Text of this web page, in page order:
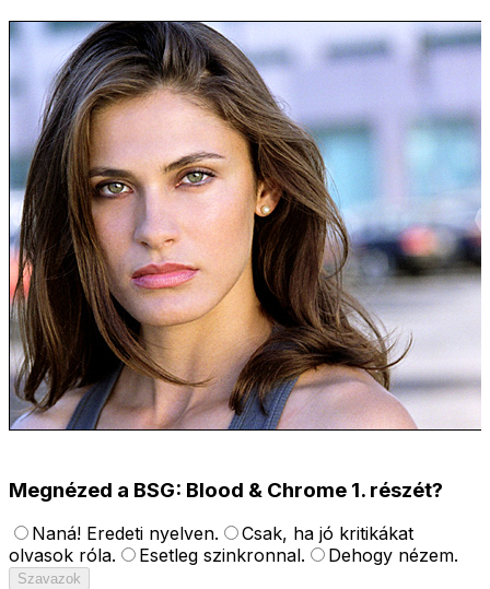
Megnézed a BSG: Blood & Chrome 1. részét?
Naná! Eredeti nyelven.
Csak, ha jó kritikákat
olvasok róla.
Esetleg szinkronnal. Dehogy nézem.
Szavazok